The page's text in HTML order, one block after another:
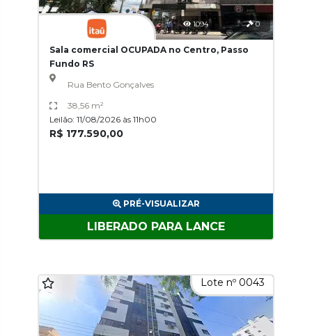
1094 0
Sala comercial OCUPADA no Centro, Passo
Fundo RS
Rua Bento Gonçalves
38,56 m²
Leilão: 11/08/2026 às 11h00
R$ 177.590,00
PRÉ-VISUALIZAR
LIBERADO PARA LANCE
Lote nº 0043